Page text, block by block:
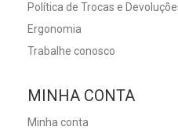
Política de Trocas e
Ergonomia
Trabalhe conosco
MINHA CONTA
Minha conta